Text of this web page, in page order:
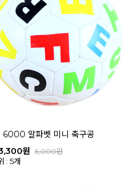
알파벳 미니 축구공
원 6,000원
: 5개